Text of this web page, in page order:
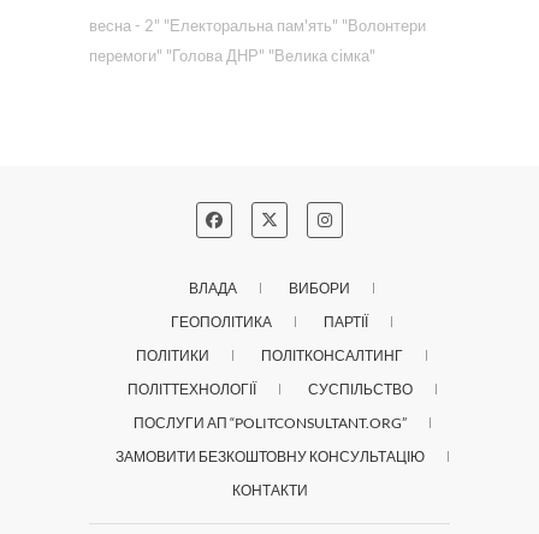
весна - 2" "Електоральна пам'ять" "Волонтери
перемоги" "Голова ДНР" "Велика сімка"
ВЛАДА
ВИБОРИ
ГЕОПОЛІТИКА
ПАРТІЇ
ПОЛІТИКИ
ПОЛІТКОНСАЛТИНГ
ПОЛІТТЕХНОЛОГІЇ
СУСПІЛЬСТВО
ПОСЛУГИ АП “POLITCONSULTANT.ORG”
ЗАМОВИТИ БЕЗКОШТОВНУ КОНСУЛЬТАЦІЮ
КОНТАКТИ